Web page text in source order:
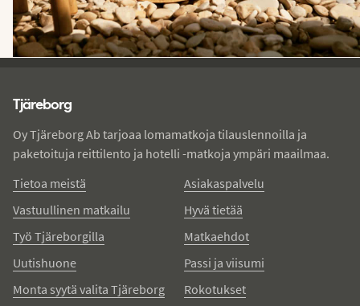
Tjäreborg
Oy Tjäreborg Ab tarjoaa lomamatkoja tilauslennoilla ja
paketoituja reittilento ja hotelli -matkoja ympäri maailmaa.
Tietoa meistä
Vastuullinen matkailu
Työ Tjäreborgilla
Uutishuone
Monta syytä valita Tjäreborg
Asiakaspalvelu
Hyvä tietää
Matkaehdot
Passi ja viisumi
Rokotukset